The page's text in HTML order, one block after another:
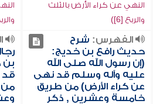
النهي عن كراء الأرض بالثلث
والربع [6])
الفهرس: شرح
حديث رافع بن خديج:
(إن رسول الله صلى الله
عليه وآله وسلم قد نهى
عن كراء الأرض) من طريق
خامسة وعشرين , ذكر
بن
قد